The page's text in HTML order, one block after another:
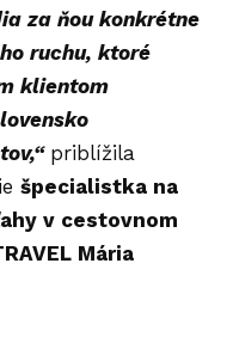
za ňou konkrétne
ruchu, ktoré
klientom
priblížila
špecialistka na
v cestovnom
Mária